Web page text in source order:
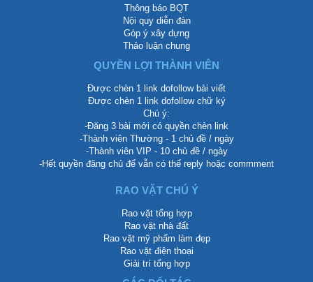
Thông báo BQT
Nội quy diễn đàn
Góp ý xây dựng
Thảo luận chung
QUYỀN LỢI THÀNH VIÊN
Được chèn 1 link dofollow bài viết
Được chèn 1 link dofollow chữ ký
Chú ý:
-Đăng 3 bài mới có quyền chèn link
-Thành viên Thường - 1 chủ đề / ngày
-Thành viên VIP - 10 chủ đề / ngày
-Hết quyền đăng chủ để vẫn có thể reply hoặc commment
RAO VẶT CHÚ Ý
Rao vặt tổng hợp
Rao vặt nhà đất
Rao vặt mỹ phẩm làm đẹp
Rao vặt điện thoại
Giải trí tổng hợp